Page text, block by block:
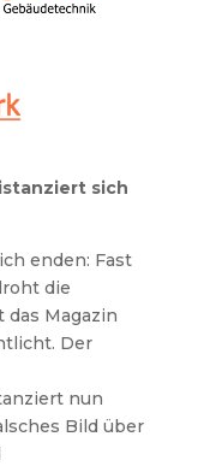
sich
enden: Fast
die
das Magazin
Der
nun
Bild über